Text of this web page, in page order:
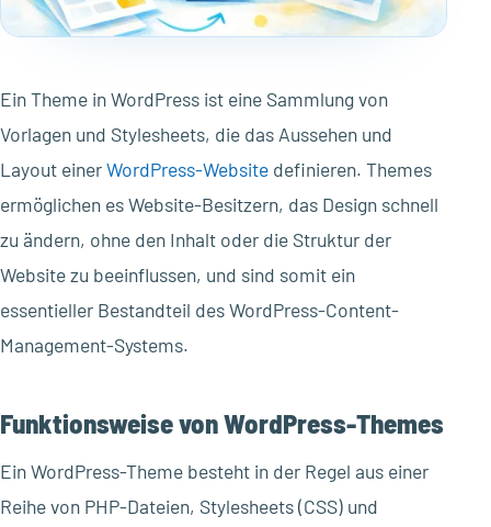
Ein Theme in WordPress ist eine Sammlung von
Vorlagen und Stylesheets, die das Aussehen und
Layout einerWordPress-Website definieren. Themes
ermöglichen es Website-Besitzern, das Design schnell
zu ändern, ohne den Inhalt oder die Struktur der
Website zu beeinflussen, und sind somit ein
essentieller Bestandteil des WordPress-Content-
Management-Systems.
Funktionsweise von WordPress-Themes
Ein WordPress-Theme besteht in der Regel aus einer
Reihe von PHP-Dateien, Stylesheets (CSS) und